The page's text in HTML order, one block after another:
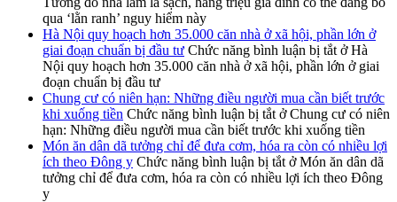
qua ‘lằn ranh’ nguy hiểm này
Hà Nội quy hoạch hơn 35.000 căn nhà ở xã hội, phần lớn ở
giai đoạn chuẩn bị đầu tư Chức năng bình luận bị tắt ở Hà
Nội quy hoạch hơn 35.000 căn nhà ở xã hội, phần lớn ở giai
đoạn chuẩn bị đầu tư
Chung cư có niên hạn: Những điều người mua cần biết trước
khi xuống tiền Chức năng bình luận bị tắt ở Chung cư có niên
hạn: Những điều người mua cần biết trước khi xuống tiền
Món ăn dân dã tưởng chỉ để đưa cơm, hóa ra còn có nhiều lợi
ích theo Đông y Chức năng bình luận bị tắt ở Món ăn dân dã
tưởng chỉ để đưa cơm, hóa ra còn có nhiều lợi ích theo Đông
y